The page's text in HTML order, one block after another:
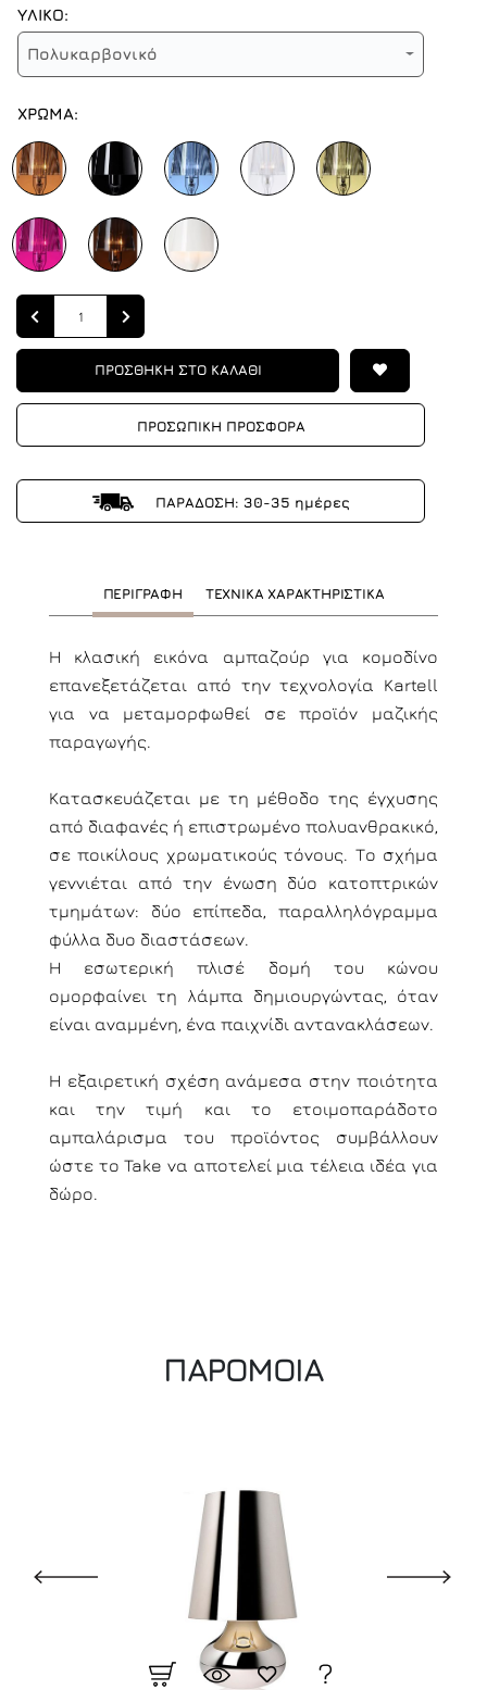
ΥΛΙΚΟ:
Πολυκαρβονικό
ΧΡΩΜΑ:
Quantity
ΠΡΟΣΘΗΚΗ ΣΤΟ ΚΑΛΑΘΙ
ΠΡΟΣΩΠΙΚΗ ΠΡΟΣΦΟΡΑ
ΠΑΡΑΔΟΣΗ: 30-35 ημέρες
ΠΕΡΙΓΡΑΦΗ ΤΕΧΝΙΚΑ ΧΑΡΑΚΤΗΡΙΣΤΙΚΑ
Η κλασική εικόνα αμπαζούρ για κομοδίνο
επανεξετάζεται από την τεχνολογία Kartell
για να μεταμορφωθεί σε προϊόν μαζικής
παραγωγής.
Κατασκευάζεται με τη μέθοδο της έγχυσης
από διαφανές ή επιστρωμένο πολυανθρακικό,
σε ποικίλους χρωματικούς τόνους. Το σχήμα
γεννιέται από την ένωση δύο κατοπτρικών
τμημάτων: δύο επίπεδα, παραλληλόγραμμα
φύλλα δυο διαστάσεων.
Η εσωτερική πλισέ δομή του κώνου
ομορφαίνει τη λάμπα δημιουργώντας, όταν
είναι αναμμένη, ένα παιχνίδι αντανακλάσεων.
Η εξαιρετική σχέση ανάμεσα στην ποιότητα
και την τιμή και το ετοιμοπαράδοτο
αμπαλάρισμα του προϊόντος συμβάλλουν
ώστε το Take να αποτελεί μια τέλεια ιδέα για
δώρο.
ΠΑΡΟΜΟΙΑ